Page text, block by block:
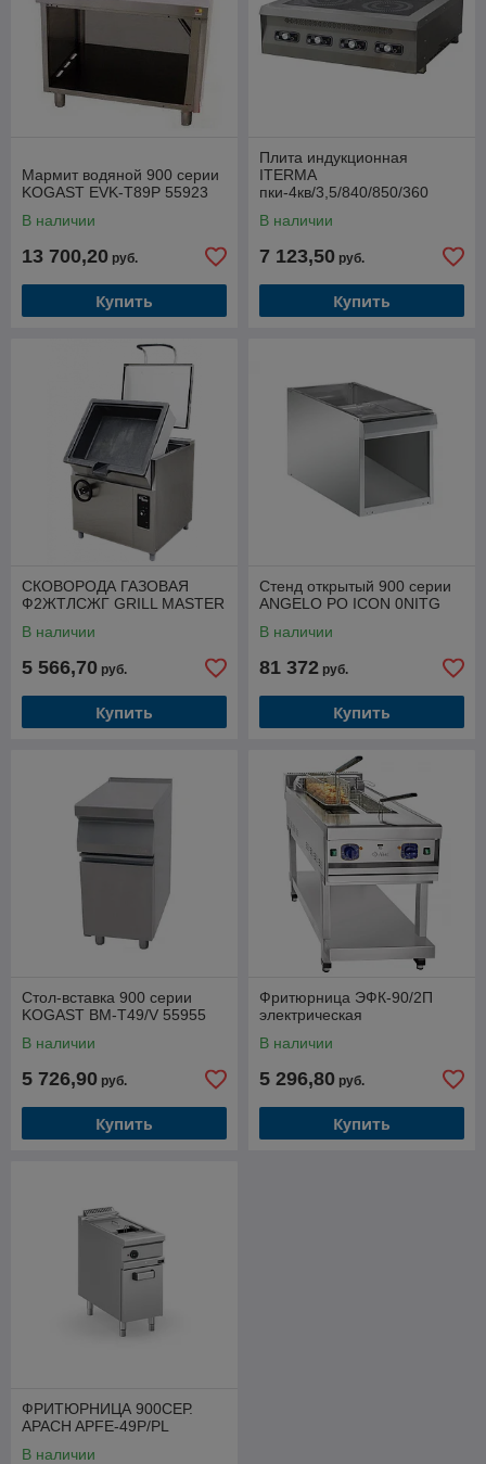
Мармит водяной 900 серии
KOGAST EVK-T89P 55923
В наличии
13 700,20 руб.
Купить
Плита индукционная
ITERMA
пки-4кв/3,5/840/850/360
В наличии
7 123,50 руб.
Купить
СКОВОРОДА ГАЗОВАЯ
Ф2ЖТЛСЖГ GRILL MASTER
В наличии
5 566,70 руб.
Купить
Стенд открытый 900 серии
ANGELO PO ICON 0NITG
В наличии
81 372 руб.
Купить
Стол-вставка 900 серии
KOGAST BM-T49/V 55955
В наличии
5 726,90 руб.
Купить
Фритюрница ЭФК-90/2П
электрическая
В наличии
5 296,80 руб.
Купить
ФРИТЮРНИЦА 900СЕР.
APACH APFE-49P/PL
В наличии